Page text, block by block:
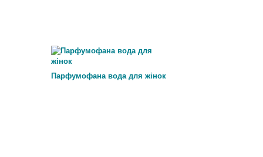
Парфумофана вода для жінок